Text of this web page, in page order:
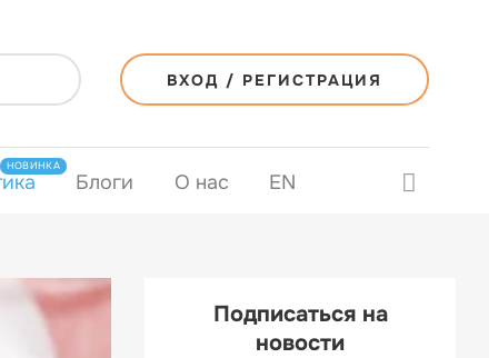
ВХОД / РЕГИСТРАЦИЯ
НОВИНКА
Блоги О нас EN
Подписаться на
новости